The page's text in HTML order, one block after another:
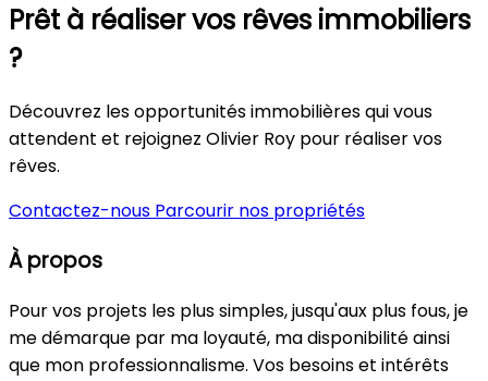
Prêt à réaliser vos rêves immobiliers
?
Découvrez les opportunités immobilières qui vous
attendent et rejoignez Olivier Roy pour réaliser vos
rêves.
Contactez-nous Parcourir nos propriétés
À propos
Pour vos projets les plus simples, jusqu'aux plus fous, je
me démarque par ma loyauté, ma disponibilité ainsi
que mon professionnalisme. Vos besoins et intérêts